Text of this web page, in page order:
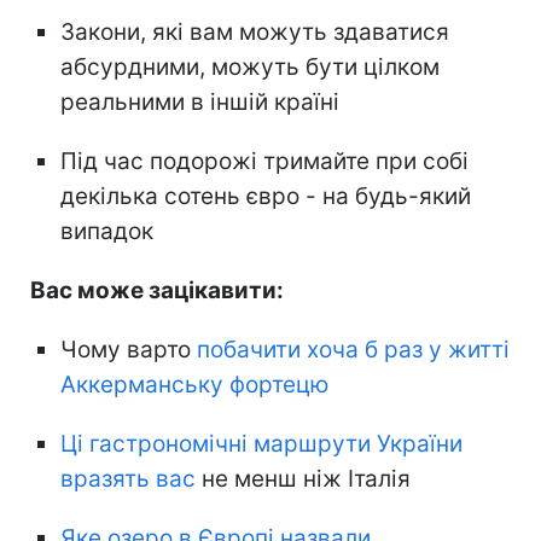
Закони, які вам можуть здаватися
абсурдними, можуть бути цілком
реальними в іншій країні
Під час подорожі тримайте при собі
декілька сотень євро - на будь-який
випадок
Вас може зацікавити:
Чому варто побачити хоча б раз у житті
Аккерманську фортецю
Ці гастрономічні маршрути України
вразять вас не менш ніж Італія